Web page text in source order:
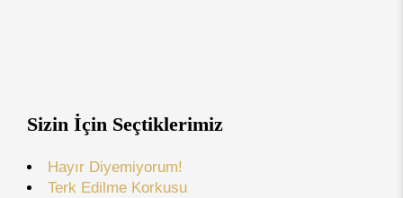
Sizin İçin Seçtiklerimiz
Hayır Diyemiyorum!
Terk Edilme Korkusu